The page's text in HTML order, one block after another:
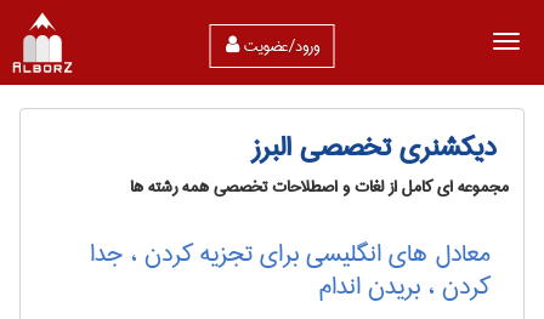
ورود/عضویت
دیکشنری تخصصی البرز
مجموعه ای کامل از لغات و اصطلاحات تخصصی همه رشته ها
معادل های انگلیسی برای تجزیه کردن ، جدا
کردن ، بریدن اندام